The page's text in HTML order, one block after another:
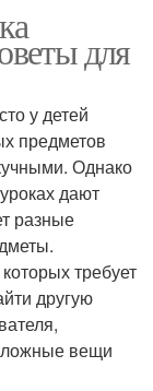
для
у детей
предметов
Однако
дают
разные
требует
другую
вещи